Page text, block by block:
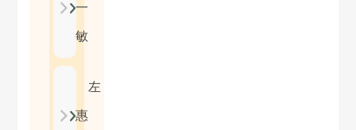
一
敏
左
惠